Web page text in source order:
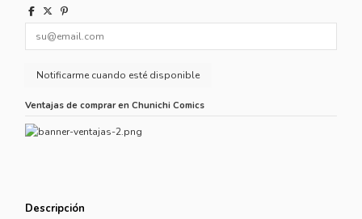
Ventajas de comprar en Chunichi Comics
Descripción